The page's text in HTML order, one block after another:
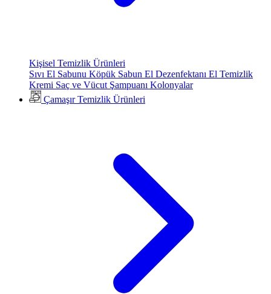
Kişisel Temizlik Ürünleri
Sıvı El Sabunu Köpük Sabun El Dezenfektanı El Temizlik
Kremi Saç ve Vücut Şampuanı Kolonyalar
Çamaşır Temizlik Ürünleri